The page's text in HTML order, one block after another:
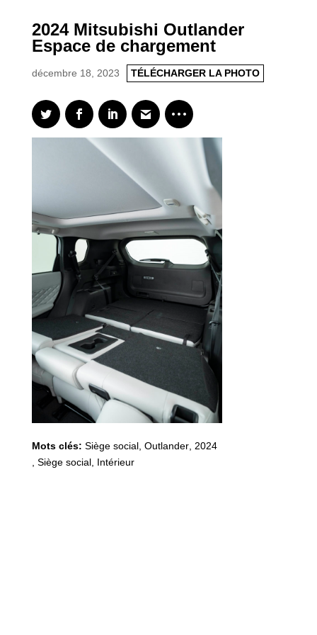
2024 Mitsubishi Outlander
Espace de chargement
décembre 18, 2023 TÉLÉCHARGER LA PHOTO
Mots clés: Siège social, Outlander, 2024
Siège social, Intérieur